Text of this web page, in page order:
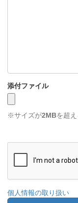
添付ファイル
※サイズが2MBを超
個人情報の取り扱い